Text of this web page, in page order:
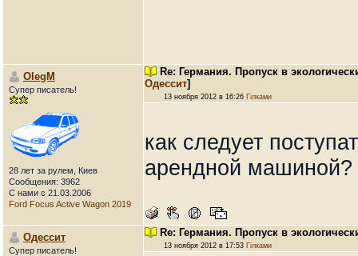
OlegM
Супер писатель!
28 лет за рулем, Киев
Сообщения: 3962
С нами с 21.03.2006
Ford Focus Active Wagon 2019
Re: Германия. Пропуск в
Одессит]
13 ноября 2012 в 16:26 Гілками
как следует
арендной машиной?
Одессит
Супер писатель!
Re: Германия. Пропуск в
13 ноября 2012 в 17:53 Гілками